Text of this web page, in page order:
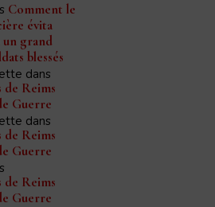
Comment le
évita
un grand
blessés
dans
de Reims
Guerre
dans
de Reims
Guerre
de Reims
Guerre